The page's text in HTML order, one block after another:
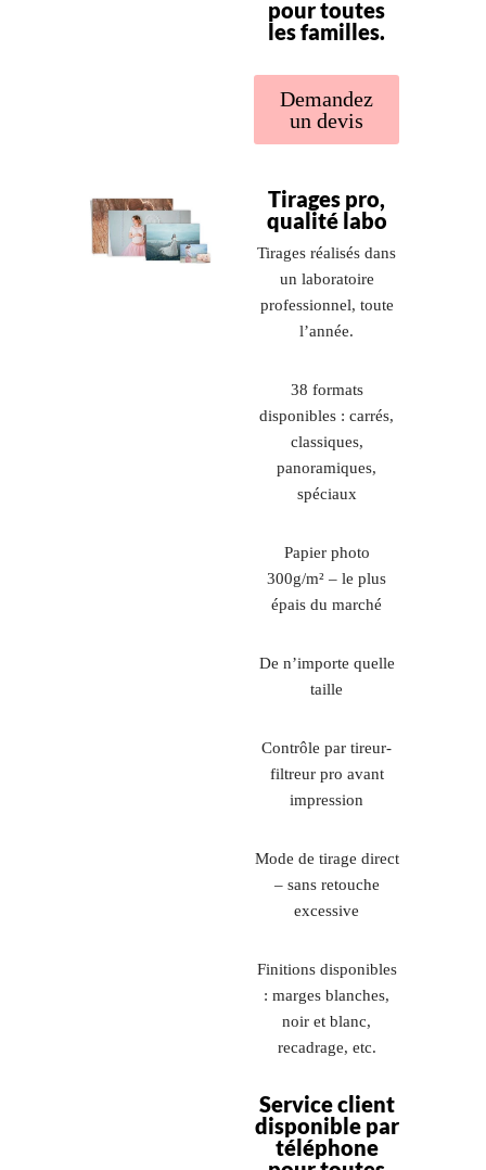
pour toutes
les familles.
Demandez
un devis
Tirages pro,
qualité labo
Tirages réalisés dans
un laboratoire
professionnel, toute
l’année.
38 formats
disponibles : carrés,
classiques,
panoramiques,
spéciaux
Papier photo
300g/m² – le plus
épais du marché
De n’importe quelle
taille
Contrôle par tireur-
filtreur pro avant
impression
Mode de tirage direct
– sans retouche
excessive
Finitions disponibles
: marges blanches,
noir et blanc,
recadrage, etc.
Service client
disponible par
téléphone